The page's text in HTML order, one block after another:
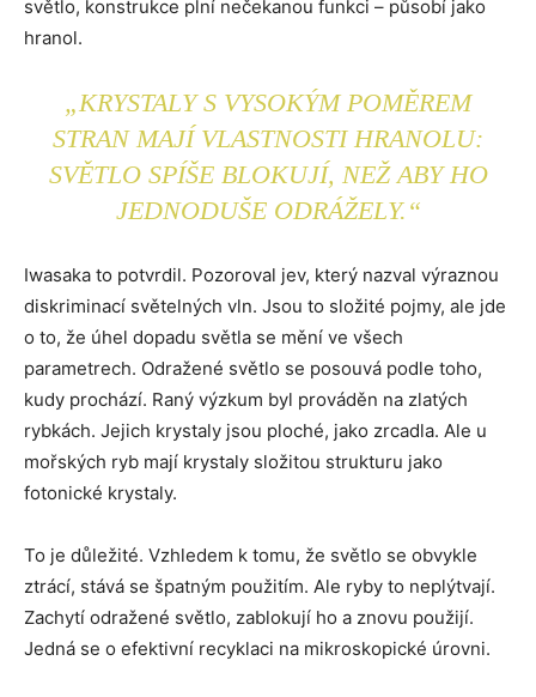
světlo, konstrukce plní nečekanou funkci – působí jako
hranol.
„KRYSTALY S VYSOKÝM POMĚREM
STRAN MAJÍ VLASTNOSTI HRANOLU:
SVĚTLO SPÍŠE BLOKUJÍ, NEŽ ABY HO
JEDNODUŠE ODRÁŽELY.“
Iwasaka to potvrdil. Pozoroval jev, který nazval výraznou
diskriminací světelných vln. Jsou to složité pojmy, ale jde
o to, že úhel dopadu světla se mění ve všech
parametrech. Odražené světlo se posouvá podle toho,
kudy prochází. Raný výzkum byl prováděn na zlatých
rybkách. Jejich krystaly jsou ploché, jako zrcadla. Ale u
mořských ryb mají krystaly složitou strukturu jako
fotonické krystaly.
To je důležité. Vzhledem k tomu, že světlo se obvykle
ztrácí, stává se špatným použitím. Ale ryby to neplýtvají.
Zachytí odražené světlo, zablokují ho a znovu použijí.
Jedná se o efektivní recyklaci na mikroskopické úrovni.